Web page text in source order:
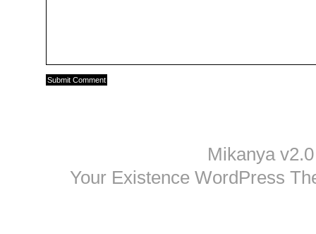
Mikanya
Your Existence WordPress